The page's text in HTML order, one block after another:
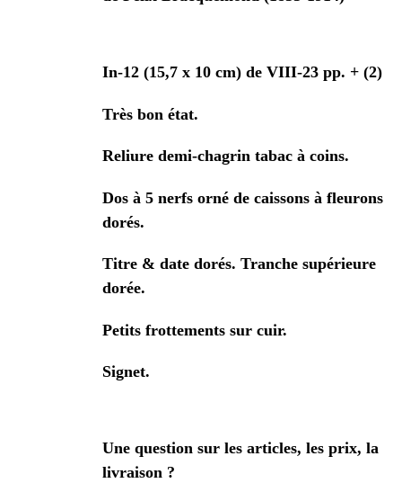
In-12 (15,7 x 10 cm) de VIII-23 pp. + (2)
Très bon état.
Reliure demi-chagrin tabac à coins.
Dos à 5 nerfs orné de caissons à fleurons
dorés.
Titre & date dorés. Tranche supérieure
dorée.
Petits frottements sur cuir.
Signet.
Une question sur les articles, les prix, la
livraison ?